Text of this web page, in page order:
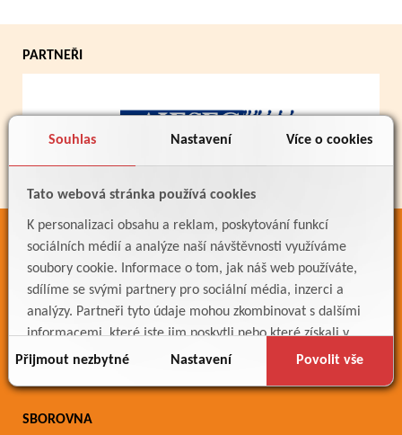
Souhlas Nastavení Více o cookies
Tato webová stránka používá cookies
K personalizaci obsahu a reklam, poskytování funkcí
sociálních médií a analýze naší návštěvnosti využíváme
soubory cookie. Informace o tom, jak náš web používáte,
sdílíme se svými partnery pro sociální média, inzerci a
analýzy. Partneři tyto údaje mohou zkombinovat s dalšími
informacemi, které jste jim poskytli nebo které získali v
důsledku toho, že používáte jejich služby.
Přijmout nezbytné Nastavení Povolit vše
PARTNEŘI
ODKAZY
Bakaláři
Jídelníček
Meteostanice
SBOROVNA